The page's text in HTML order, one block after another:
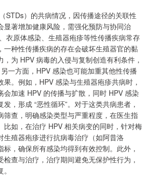
STDs）的共病情况，因传播途径的关联性
显著增加健康风险，需强化预防与协同治
衣原体感染、生殖器疱疹等性传播疾病常存
一种性传播疾病的存在会破坏生殖器官的黏
为 HPV 病毒的入侵与复制创造有利条件，
一方面，HPV 感染也可能加重其他性传播
。例如，HPV 感染与生殖器疱疹共病时，
会加速 HPV 的传播与扩散，同时 HPV 感染
，形成 “恶性循环”。对于这类共病患者，
筛查，明确感染类型与严重程度，在医生指
比如，在治疗 HPV 相关病变的同时，针对梅
生殖器疱疹进行抗病毒治疗（如阿昔洛
，确保所有感染均得到有效控制。此外，
查与治疗，治疗期间避免无保护性行为，